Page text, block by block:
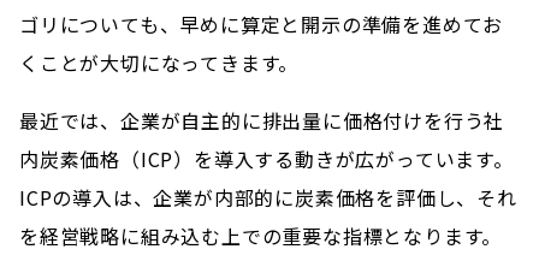
ゴリについても、早めに算定と開示の準備を進めてお
くことが大切になってきます。
最近では、企業が自主的に排出量に価格付けを行う社
内炭素価格（ICP）を導入する動きが広がっています。
ICPの導入は、企業が内部的に炭素価格を評価し、それ
を経営戦略に組み込む上での重要な指標となります。